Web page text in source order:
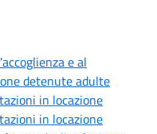
e al
detenute adulte
in locazione
in locazione